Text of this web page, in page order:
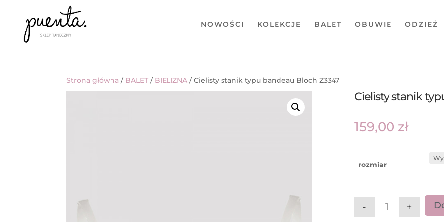
NOWOŚCI KOLEKCJE BALET OBUWIE ODZIEŻ
Strona główna / BALET / BIELIZNA / Cielisty stanik typu bandeau Bloch Z3347
Cielisty stanik
159,00 zł
rozmiar
ilość Cielisty
- +